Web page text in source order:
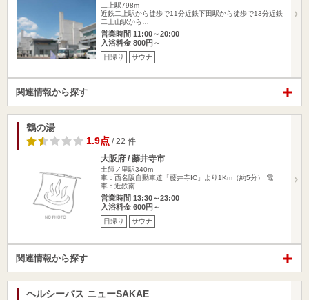
二上駅798m
近鉄二上駅から徒歩で11分近鉄下田駅から徒歩で13分近鉄
二上山駅から…
営業時間 11:00～20:00
入浴料金 800円～
日帰り サウナ
関連情報から探す
鶴の湯
1.9点 / 22 件
大阪府 / 藤井寺市
土師ノ里駅340m
車：西名阪自動車道「藤井寺IC」より1Km（約5分） 電
車：近鉄南…
営業時間 13:30～23:00
入浴料金 600円～
日帰り サウナ
関連情報から探す
ヘルシーバス ニューSAKAE